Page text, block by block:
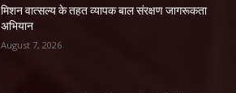
मिशन वात्सल्य के तहत व्यापक बाल संरक्षण जागरूकता
अभियान
August 7, 2026